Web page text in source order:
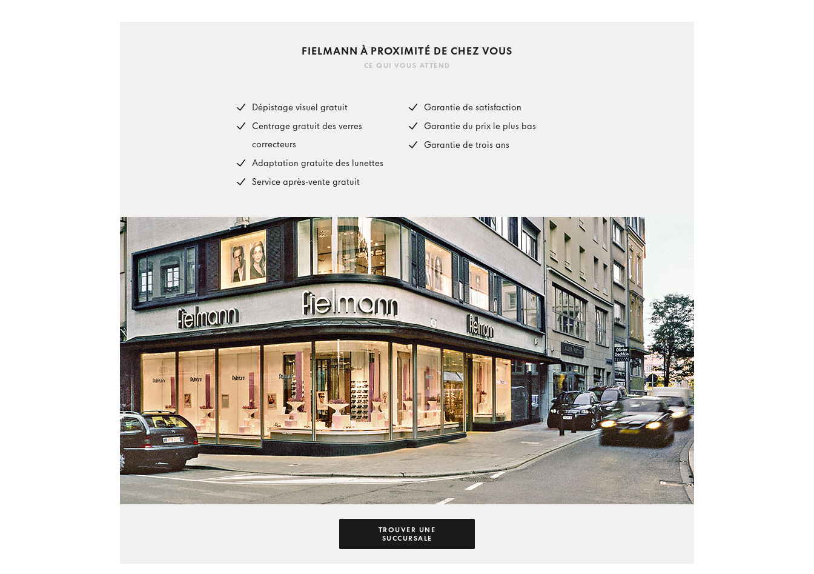
FIELMANN À PROXIMITÉ DE CHEZ VOUS
CE QUI VOUS ATTEND
Dépistage visuel gratuit
Centrage gratuit des verres
correcteurs
Adaptation gratuite des lunettes
Service après-vente gratuit
Garantie de satisfaction
Garantie du prix le plus bas
Garantie de trois ans
TROUVER UNE
SUCCURSALE